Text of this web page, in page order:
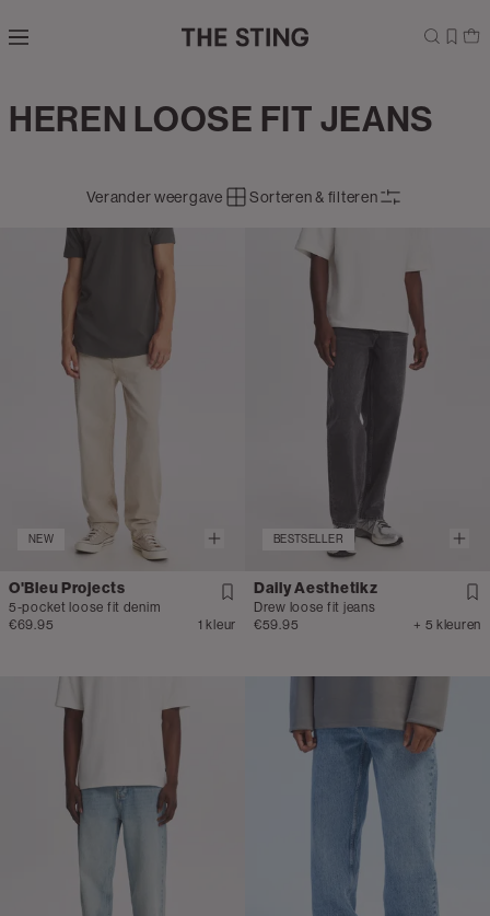
direct naar
zoekbalk
Jeans
HEREN LOOSE FIT JEANS
Verander weergave Sorteren & filteren
NEW
O'Bleu Projects
5-pocket loose fit denim
€69.95
1 kleur
BESTSELLER
Daily Aesthetikz
Drew loose fit jeans
€59.95
+ 5 kleuren